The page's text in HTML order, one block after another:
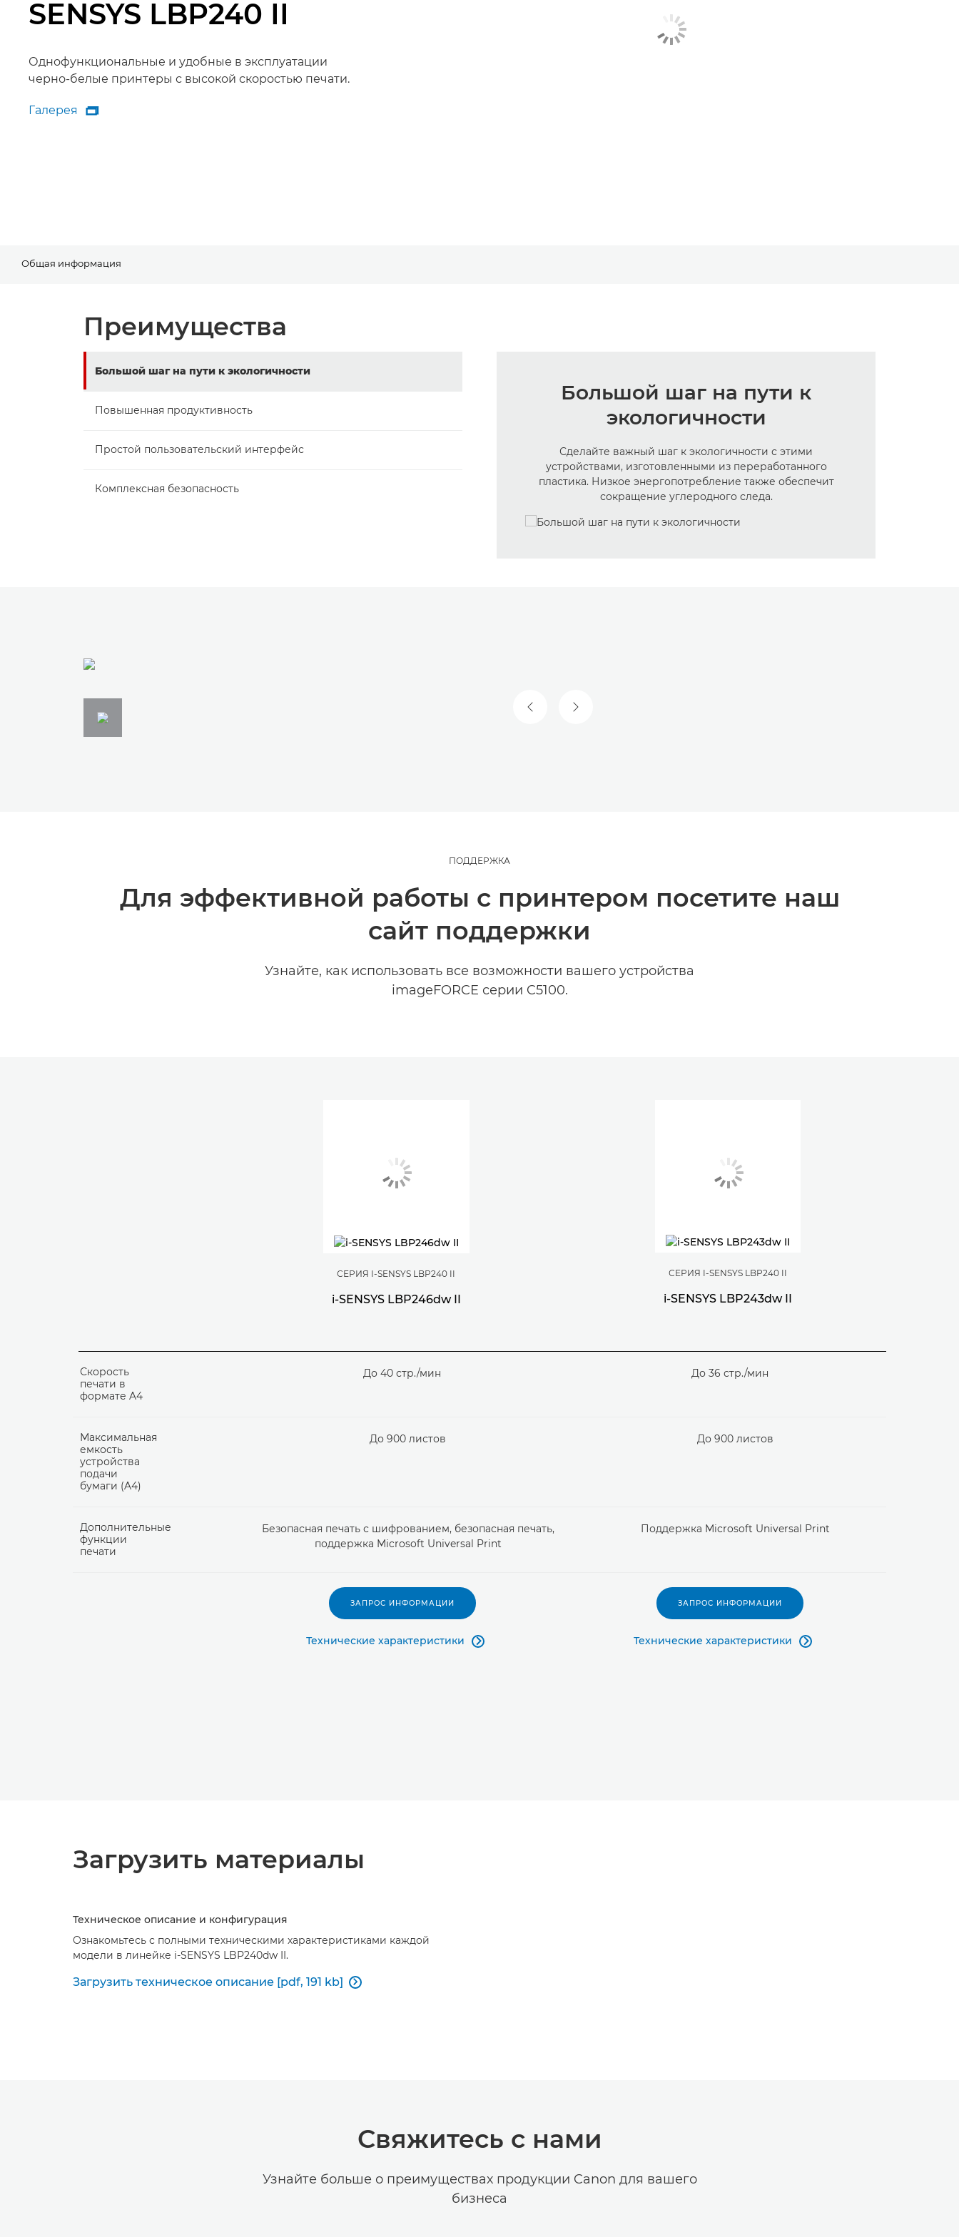
SENSYS LBP240 II
Однофункциональные и удобные в эксплуатации
черно-белые принтеры с высокой скоростью печати.
Галерея
Галерея

Общая информация
Преимущества
Большой шаг на пути к экологичности
Повышенная продуктивность
Простой пользовательский интерфейс
Комплексная безопасность
Большой шаг на пути к
экологичности
Сделайте важный шаг к экологичности с этими
устройствами, изготовленными из переработанного
пластика. Низкое энергопотребление также обеспечит
сокращение углеродного следа.
ПРЕДЫДУЩИЙ СЛАЙД
СЛЕДУЮЩИЙ СЛАЙД
ПОДДЕРЖКА
Для эффективной работы с принтером посетите наш
сайт поддержки
Узнайте, как использовать все возможности вашего устройства
imageFORCE серии C5100.
СЕРИЯ I-SENSYS LBP240 II
i-SENSYS LBP246dw II
СЕРИЯ I-SENSYS LBP240 II
i-SENSYS LBP243dw II
Скорость
печати в
формате A4
До 40 стр./мин До 36 стр./мин
Максимальная
емкость
устройства
подачи
бумаги (A4)
До 900 листов До 900 листов
Дополнительные
функции
печати
Безопасная печать с шифрованием, безопасная печать,
поддержка Microsoft Universal Print
Поддержка Microsoft Universal Print
ЗАПРОС ИНФОРМАЦИИ
Технические характеристики 
ЗАПРОС ИНФОРМАЦИИ
Технические характеристики 
Загрузить материалы
Техническое описание и конфигурация
Ознакомьтесь с полными техническими характеристиками каждой
модели в линейке i-SENSYS LBP240dw II.
Загрузить техническое описание [pdf, 191 kb] 
Свяжитесь с нами
Узнайте больше о преимуществах продукции Canon для вашего
бизнеса